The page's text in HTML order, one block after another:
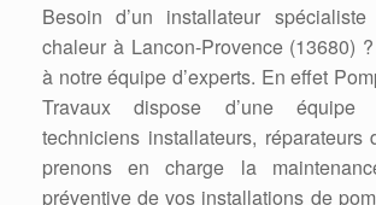
Besoin d’un installateur
chaleur à Lancon-Provence (13680)
à notre équipe d’experts. En effet
Travaux dispose d’une
techniciens installateurs, réparateurs
prenons en charge la
préventive de vos installations de